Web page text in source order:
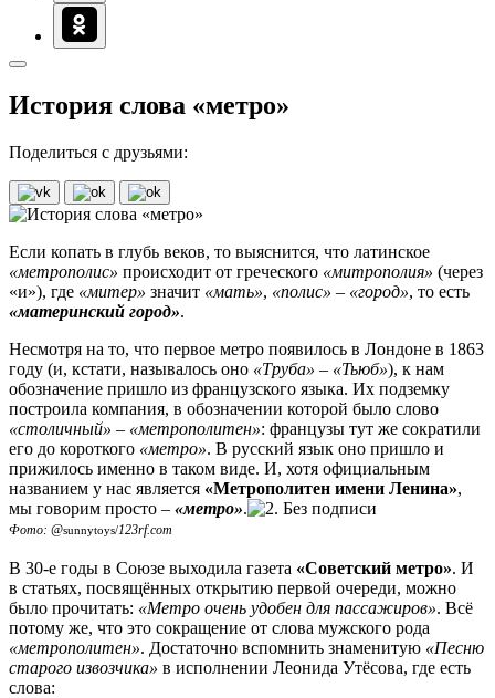
История слова «метро»
Поделиться с друзьями:
Если копать в глубь веков, то выяснится, что латинское
«метрополис» происходит от греческого «митрополия» (через
«и»), где «митер» значит «мать», «полис» – «город», то есть
«материнский город».
Несмотря на то, что первое метро появилось в Лондоне в 1863
году (и, кстати, называлось оно «Труба» – «Тьюб»), к нам
обозначение пришло из французского языка. Их подземку
построила компания, в обозначении которой было слово
«столичный» – «метрополитен»: французы тут же сократили
его до короткого «метро». В русский язык оно пришло и
прижилось именно в таком виде. И, хотя официальным
названием у нас является «Метрополитен имени Ленина»,
мы говорим просто – «метро».
Фото: @sunnytoys/123rf.com
В 30-е годы в Союзе выходила газета «Советский метро». И
в статьях, посвящённых открытию первой очереди, можно
было прочитать: «Метро очень удобен для пассажиров». Всё
потому же, что это сокращение от слова мужского рода
«метрополитен». Достаточно вспомнить знаменитую «Песню
старого извозчика» в исполнении Леонида Утёсова, где есть
слова: